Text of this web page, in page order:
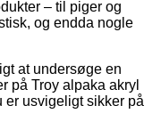
– til piger og
og endda nogle
at undersøge en
på Troy alpaka akryl
er usvigeligt sikker på